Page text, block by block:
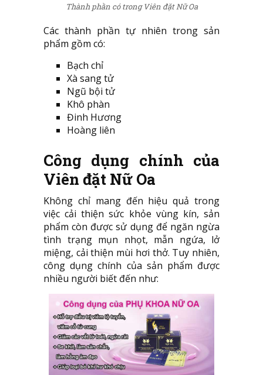
Thành phần có trong Viên đặt Nữ Oa
Các thành phần tự nhiên trong sản
phẩm gồm có:
Bạch chỉ
Xà sang tử
Ngũ bội tử
Khô phàn
Đinh Hương
Hoàng liên
Công dụng chính của
Viên đặt Nữ Oa
Không chỉ mang đến hiệu quả trong
việc cải thiện sức khỏe vùng kín, sản
phẩm còn được sử dụng để ngăn ngừa
tình trạng mụn nhọt, mẫn ngứa, lở
miệng, cải thiện mùi hơi thở. Tuy nhiên,
công dụng chính của sản phẩm được
nhiều người biết đến như: